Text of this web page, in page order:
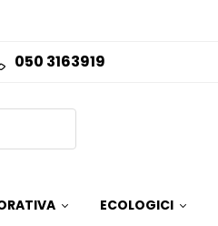
050 3163919
ECOLOGICI